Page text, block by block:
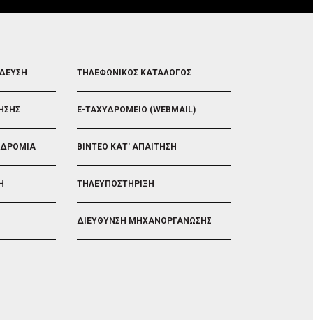
5
ΤΗΛΕΦΩΝΙΚΟΣ ΚΑΤΑΛΟΓΟΣ
E-ΤΑΧΥΔΡΟΜΕΙΟ (WEBMAIL)
ΒΙΝΤΕΟ ΚΑΤ' ΑΠΑΙΤΗΣΗ
ΤΗΛΕΥΠΟΣΤΗΡΙΞΗ
ΔΙΕΥΘΥΝΣΗ ΜΗΧΑΝΟΡΓΑΝΩΣΗΣ